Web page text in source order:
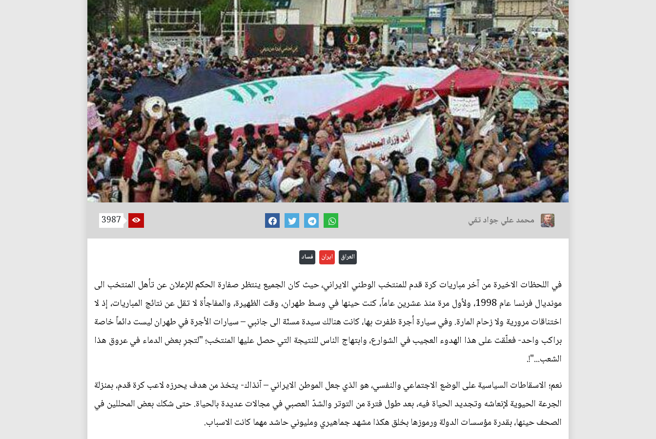
محمد علي جواد تقي 3987
العراق ايران فساد
في اللحظات الاخيرة من آخر مباريات كرة قدم للمنتخب الوطني الايراني، حيث كان الجميع ينتظر صفارة الحكم للإعلان عن تأهل المنتخب الى
مونديال فرنسا عام 1998، ولأول مرة منذ عشرين عاماً، كنت حينها في وسط طهران، وقت الظهيرة، والمفاجأة لا تقل عن نتائج المباريات، إذ لا
اختناقات مرورية ولا زحام المارة. وفي سيارة أجرة ظفرت بها، كانت هنالك سيدة مسنّة الى جانبي – سيارات الأجرة في طهران ليست دائماً خاصة
براكب واحد- فعلّقت على هذا الهدوء العجيب في الشوارع، وابتهاج الناس للنتيجة التي حصل عليها المنتخب؛ "لتجرِ بعض الدماء في عروق هذا
الشعب..."!.
نعم؛ الاسقاطات السياسية على الوضع الاجتماعي والنفسي، هو الذي جعل الموطن الايراني – آنذاك- يتخذ من هدف يحرزه لاعب كرة قدم، بمنزلة
الجرعة الحيوية لإنعاشه وتجديد الحياة فيه، بعد طول فترة من التوتر والشدّ العصبي في مجالات عديدة بالحياة. حتى شكك بعض المحللين في
الصحف حينها، بقدرة مؤسسات الدولة ورموزها بخلق هكذا مشهد جماهيري ومليوني حاشد مهما كانت الاسباب.